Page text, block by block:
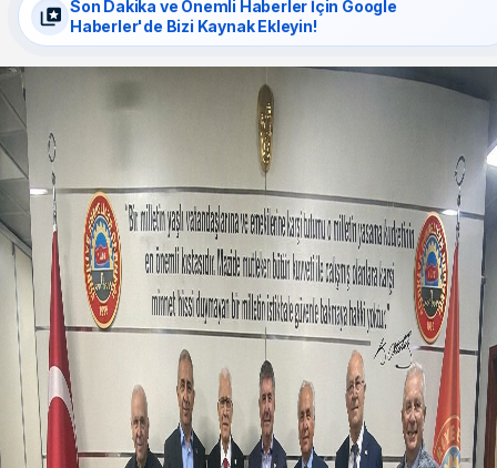
Son Dakika ve Önemli Haberler İçin Google
Haberler'de Bizi Kaynak Ekleyin!